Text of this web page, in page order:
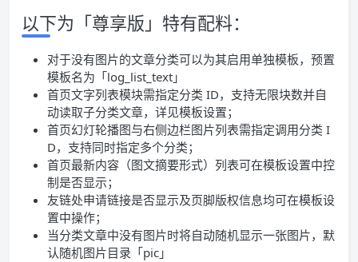
以下为「尊享版」特有配料：
对于没有图片的文章分类可以为其启用单独模板，预置
模板名为「log_list_text」
首页文字列表模块需指定分类 ID，支持无限块数并自
动读取子分类文章，详见模板设置；
首页幻灯轮播图与右侧边栏图片列表需指定调用分类 I
D，支持同时指定多个分类；
首页最新内容（图文摘要形式）列表可在模板设置中控
制是否显示；
友链处申请链接是否显示及页脚版权信息均可在模板设
置中操作；
当分类文章中没有图片时将自动随机显示一张图片，默
认随机图片目录「pic」